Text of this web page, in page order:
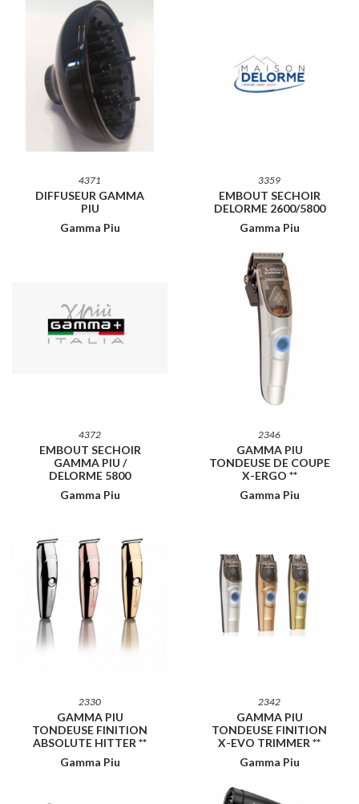
4371
DIFFUSEUR GAMMA
PIU
Gamma Piu
3359
EMBOUT SECHOIR
DELORME 2600/5800
Gamma Piu
4372
EMBOUT SECHOIR
GAMMA PIU /
DELORME 5800
Gamma Piu
2346
GAMMA PIU
TONDEUSE DE COUPE
X-ERGO **
Gamma Piu
2330
GAMMA PIU
TONDEUSE FINITION
ABSOLUTE HITTER **
Gamma Piu
2342
GAMMA PIU
TONDEUSE FINITION
X-EVO TRIMMER **
Gamma Piu